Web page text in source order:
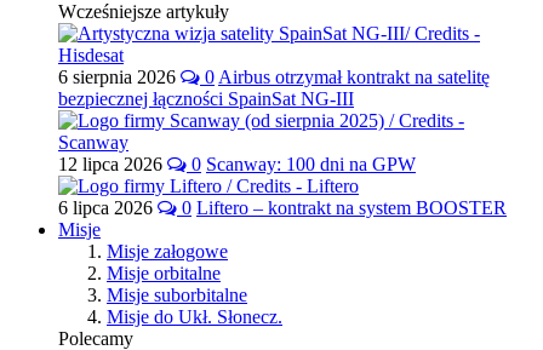
Wcześniejsze artykuły
6 sierpnia 2026 0 Airbus otrzymał kontrakt na satelitę
bezpiecznej łączności SpainSat NG-III
12 lipca 2026 0 Scanway: 100 dni na GPW
6 lipca 2026 0 Liftero – kontrakt na system BOOSTER
Misje
Misje załogowe
Misje orbitalne
Misje suborbitalne
Misje do Ukł. Słonecz.
Polecamy